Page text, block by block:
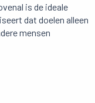
is de ideale
dat doelen alleen
mensen